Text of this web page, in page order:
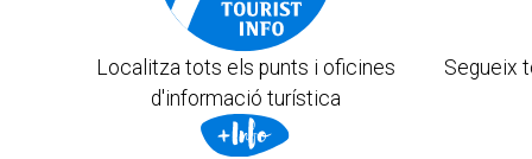
Localitza tots els punts i oficines
d'informació turística
Segueix